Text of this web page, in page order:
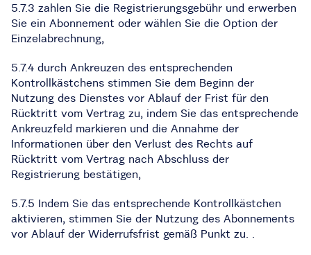
5.7.3 zahlen Sie die Registrierungsgebühr und erwerben
Sie ein Abonnement oder wählen Sie die Option der
Einzelabrechnung,
5.7.4 durch Ankreuzen des entsprechenden
Kontrollkästchens stimmen Sie dem Beginn der
Nutzung des Dienstes vor Ablauf der Frist für den
Rücktritt vom Vertrag zu, indem Sie das entsprechende
Ankreuzfeld markieren und die Annahme der
Informationen über den Verlust des Rechts auf
Rücktritt vom Vertrag nach Abschluss der
Registrierung bestätigen,
5.7.5 Indem Sie das entsprechende Kontrollkästchen
aktivieren, stimmen Sie der Nutzung des Abonnements
vor Ablauf der Widerrufsfrist gemäß Punkt zu. .